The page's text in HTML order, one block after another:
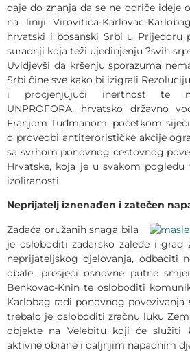
daje do znanja da se ne odriče ideje
na liniji Virovitica-Karlovac-
hrvatski i bosanski Srbi u Prijedoru
suradnji koja teži ujedinjenju ?svih
Uvidjevši da kršenju sporazuma
Srbi čine sve kako bi izigrali
i procjenjujući inertnost te
UNPROFORA, hrvatsko državno
Franjom Tuđmanom, početkom
o provedbi antiterorističke akcije
sa svrhom ponovnog cestovnog
Hrvatske, koja je u svakom
izoliranosti.
Neprijatelj iznenađen i zatečen
Zadaća oružanih snaga bila
je osloboditi zadarsko zaleđe i grad
neprijateljskog djelovanja, odbaciti
obale, presjeći osnovne putne
Benkovac-Knin te osloboditi
Karlobag radi ponovnog povezivanja
trebalo je osloboditi zračnu luku
objekte na Velebitu koji će služiti
aktivne obrane i daljnjim napadnim